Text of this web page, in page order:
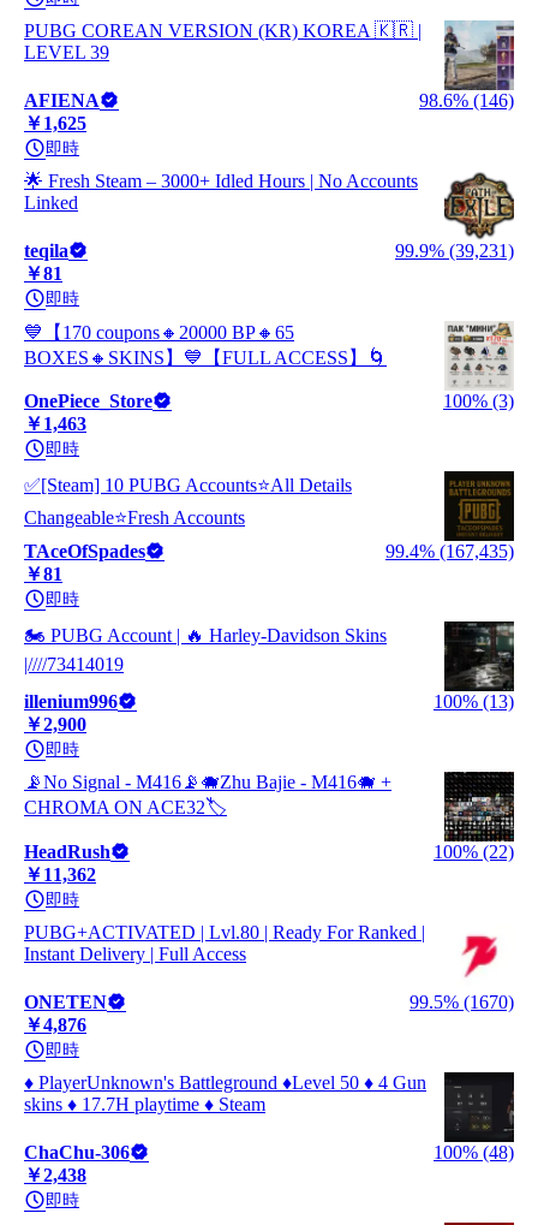
PUBG COREAN VERSION (KR) KOREA 🇰🇷 |
LEVEL 39
AFIENA
98.6% (146)
￥1,625
即時
🌟 Fresh Steam – 3000+ Idled Hours | No Accounts
Linked
teqila
99.9% (39,231)
￥81
即時
💙【170 coupons🔸20000 BP🔸65
BOXES🔸SKINS】💙【FULL ACCESS】🌀
OnePiece_Store
100% (3)
￥1,463
即時
✅[Steam] 10 PUBG Accounts⭐All Details
Changeable⭐Fresh Accounts
TAceOfSpades
99.4% (167,435)
￥81
即時
🏍️ PUBG Account | 🔥 Harley-Davidson Skins
|////73414019
illenium996
100% (13)
￥2,900
即時
📡No Signal - M416📡🐗Zhu Bajie - M416🐗 +
CHROMA ON ACE32🏷️
HeadRush
100% (22)
￥11,362
即時
PUBG+ACTIVATED | Lvl.80 | Ready For Ranked |
Instant Delivery | Full Access
ONETEN
99.5% (1670)
￥4,876
即時
♦️ PlayerUnknown's Battleground ♦️Level 50 ♦️ 4 Gun
skins ♦️ 17.7H playtime ♦️ Steam
ChaChu-306
100% (48)
￥2,438
即時